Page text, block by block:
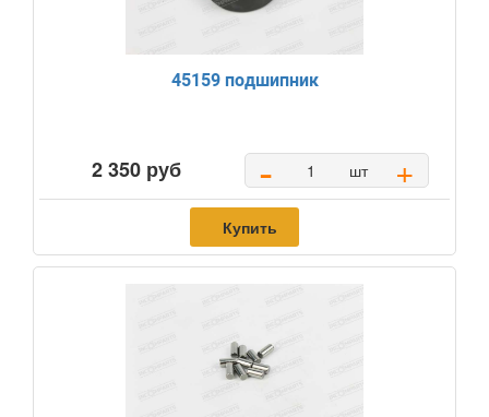
45159 подшипник
2 350 руб - шт +
Купить